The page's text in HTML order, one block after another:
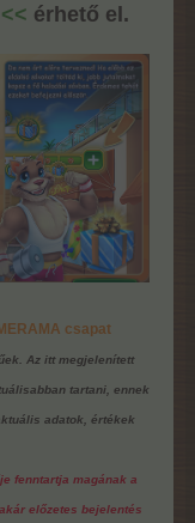
érhető el.
csapat
Az itt megjelenített
tartani, ennek
adatok, értékek
fenntartja magának a
előzetes bejelentés